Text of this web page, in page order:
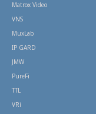
Matrox Video
VNS
MuxLab
IP GARD
JMW
PureFi
TTL
VRi